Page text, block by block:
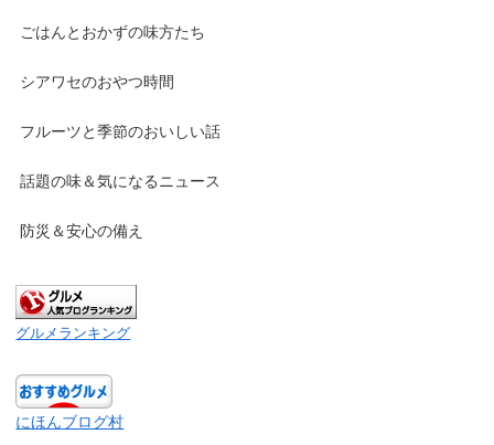
ごはんとおかずの味方たち
シアワセのおやつ時間
フルーツと季節のおいしい話
話題の味＆気になるニュース
防災＆安心の備え
グルメランキング
にほんブログ村